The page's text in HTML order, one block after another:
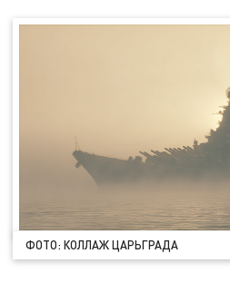
ФОТО: КОЛЛАЖ ЦАРЬГРАДА